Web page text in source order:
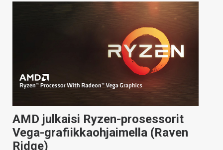
AMD julkaisi Ryzen-prosessorit
Vega-grafiikkaohjaimella (Raven
Ridge)